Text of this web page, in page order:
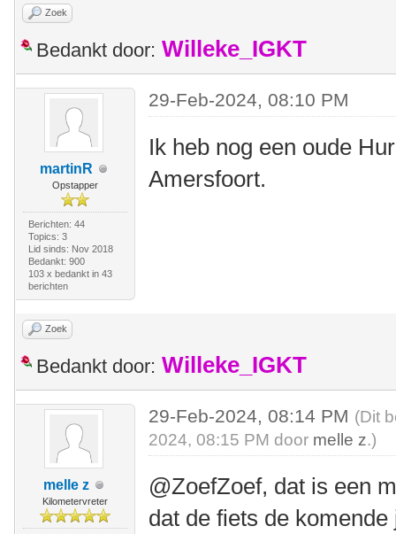
Zoek
Bedankt door: Willeke_IGKT
martinR
Opstapper
Berichten: 44
Topics: 3
Lid sinds: Nov 2018
Bedankt: 900
103 x bedankt in 43
berichten
29-Feb-2024, 08:10 PM
Ik heb nog een oude
Amersfoort.
Zoek
Bedankt door: Willeke_IGKT
melle z
Kilometervreter
29-Feb-2024, 08:14 PM (Dit
2024, 08:15 PM door melle z.)
@ZoefZoef, dat is een
dat de fiets de